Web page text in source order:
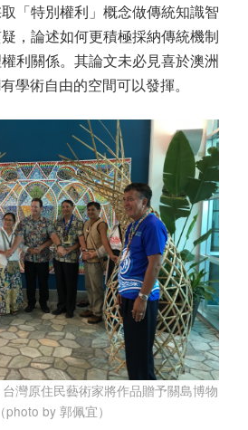
「特別權利」概念做傳統知識智
，論述如何更積極採納傳統機制
利關係。其論文未必見喜於澳洲
學術自由的空間可以發揮。
灣原住民藝術家將作品贈予關島博物
photo by 郭佩宜）